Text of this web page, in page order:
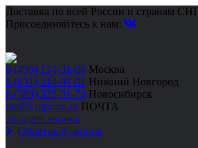
Доставка по всей России и странам
Присоединяйтесь к нам:
8 (495) 134-31-00 Москва
8 (831) 214-01-01 Нижний Новгород
8 (383) 325-31-74 Новосибирск
mail@rgprom.ru ПОЧТА
Заказать звонок
Обратный звонок